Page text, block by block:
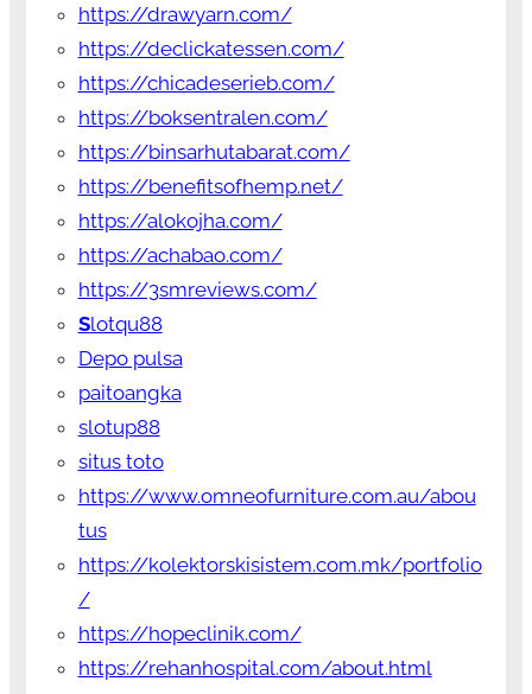
https://drawyarn.com/
https://declickatessen.com/
https://chicadeserieb.com/
https://boksentralen.com/
https://binsarhutabarat.com/
https://benefitsofhemp.net/
https://alokojha.com/
https://achabao.com/
https://3smreviews.com/
Slotqu88
Depo pulsa
paitoangka
slotup88
situs toto
https://www.omneofurniture.com.au/abou
tus
https://kolektorskisistem.com.mk/portfolio
/
https://hopeclinik.com/
https://rehanhospital.com/about.html